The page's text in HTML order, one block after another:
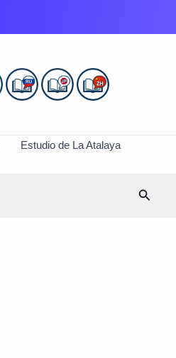
Estudio de La Atalaya